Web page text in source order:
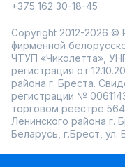
+375 162 30-18-45
Copyright 2012-2026 ©
фирменной
ЧТУП «Чиколетта»,
регистрация от
района г. Бреста.
регистрации №
торговом реестре
Ленинского района г.
Беларусь, г.Брест, ул.